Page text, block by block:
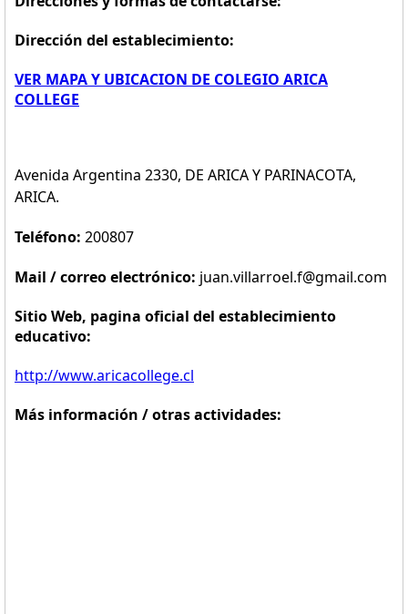
Dirección del establecimiento:
VER MAPA Y UBICACION DE COLEGIO ARICA
COLLEGE
Avenida Argentina 2330, DE ARICA Y PARINACOTA,
ARICA.
Teléfono: 200807
Mail / correo electrónico: juan.villarroel.f@gmail.com
Sitio Web, pagina oficial del establecimiento
educativo:
http://www.aricacollege.cl
Más información / otras actividades: